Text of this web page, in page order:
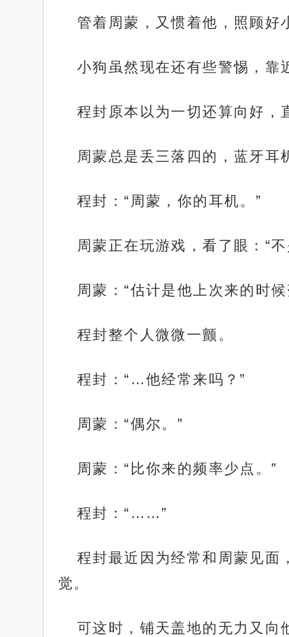
管着周蒙，又惯着他，照顾
小狗虽然现在还有些警惕，靠
程封原本以为一切还算向好，
周蒙总是丢三落四的，蓝牙耳
程封：“周蒙，你的耳机。”
周蒙正在玩游戏，看了眼：“
周蒙：“估计是他上次来的时
程封整个人微微一颤。
程封：“…他经常来吗？”
周蒙：“偶尔。”
周蒙：“比你来的频率少点。”
程封：“……”
程封最近因为经常和周蒙见面
觉。
可这时，铺天盖地的无力又向